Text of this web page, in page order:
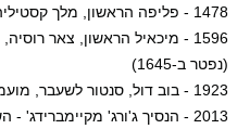
1478 - פליפה הראשון, מלך קסטיליה (נפטר ב-1506)
1596 - מיכאיל הראשון, צאר
(נפטר ב-1645)
1923 - בוב דול, סנטור לשעבר, מועמד לנשיאות ארצות הברית
2013 - הנסיך ג'ורג' מקיימברידג' - השלישי בסדר הירושה לכתר הבריטי